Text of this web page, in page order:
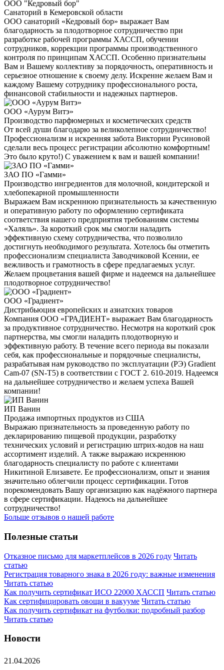
ООО "Кедровый бор"
Санаторий в Кемеровской области
ООО санаторий «Кедровый бор» выражает Вам
благодарность за плодотворное сотрудничество при
разработке рабочей программы ХАССП, обучении
сотрудников, коррекции программы производственного
контроля по принципам ХАССП. Особенно признательны
Вам и Вашему коллективу за порядочность, оперативность и
серьезное отношение к своему делу. Искренне желаем Вам и
каждому Вашему сотруднику профессионального роста,
финансовой стабильности и надежных партнеров.
ООО «Аурум Витэ»
Производство парфюмерных и косметических средств
От всей души благодарю за великолепное сотрудничество!
Профессионализм и искренняя забота Виктории Русиновой
сделали весь процесс регистрации абсолютно комфортным!
Это было круто!) С уважением к вам и вашей компании!
ЗАО ПО «Гамми»
Производство ингредиентов для молочной, кондитерской и
хлебопекарной промышленности
Выражаем Вам искреннюю признательность за качественную
и оперативную работу по оформлению сертификата
соответствия нашего предприятия требованиям системы
«Халяль». За короткий срок мы смогли наладить
эффективную схему сотрудничества, что позволило
достигнуть необходимого результата. Хотелось бы отметить
профессионализм специалиста Заводчиковой Ксении, ее
вежливость и грамотность в сфере предлагаемых услуг.
Желаем процветания вашей фирме и надеемся на дальнейшее
плодотворное сотрудничество!
ООО «Градиент»
Дистрибьюция европейских и азиатских товаров
Компания ООО «ГРАДИЕНТ» выражает Вам благодарность
за продуктивное сотрудничество. Несмотря на короткий срок
партнерства, мы смогли наладить плодотворную и
эффективную работу. В течение всего периода вы показали
себя, как профессиональные и порядочные специалисты,
разрабатывая нам руководство по эксплуатации (РЭ) Gradient
Cam-07 (SN-T5) в соответствии с ГОСТ 2. 610-2019. Надеемся
на дальнейшее сотрудничество и желаем успеха Вашей
компании!
ИП Ванин
Продажа импортных продуктов из США
Выражаю признательность за проведенную работу по
декларированию пищевой продукции, разработку
технических условий и регистрацию штрих-кодов на наш
ассортимент изделий. А также выражаю искреннюю
благодарность специалисту по работе с клиентами
Никитиной Елизавете. Ее профессионализм, опыт и знания
значительно облегчили процесс сертификации. Готов
порекомендовать Вашу организацию как надёжного партнера
в сфере сертификации. Надеюсь на дальнейшее
сотрудничество!
Больше отзывов о нашей работе
Полезные статьи
Отказное письмо для маркетплейсов в 2026 году Читать
статью
Регистрация товарного знака в 2026 году: важные изменения
Читать статью
Как получить сертификат ИСО 22000 ХАССП Читать статью
Как сертифицировать овощи в вакууме Читать статью
Как получить сертификат на футболки: подробный разбор
Читать статью
Новости
21.04.2026